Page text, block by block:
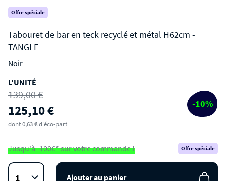
Offre spéciale
TANGLE
Tabouret de bar en teck recyclé et métal H62cm
Noir
L'UNITÉ
139,00 €
125,10 € -10%
dont 0,63 €d'éco-part
Jusqu'à -100€* sur votre commande ! Offre spéciale
Ajouter au panier